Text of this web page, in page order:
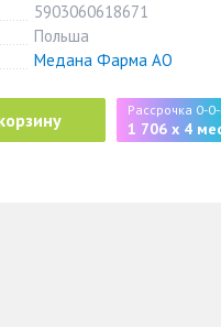
5903060618671
Польша
Медана Фарма АО
Рассрочка 0-
1 706 x 4